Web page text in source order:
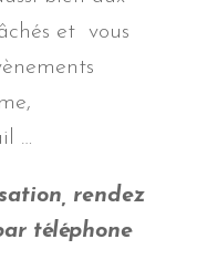
et vous
…
rendez
téléphone